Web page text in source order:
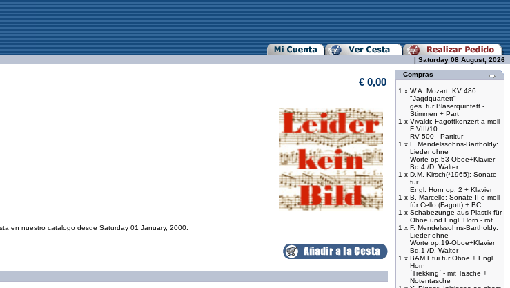
| Saturday 08 August, 2026
€ 0,00
en nuestro catalogo desde Saturday 01 January, 2000.
Compras
1 x W.A. Mozart: KV 486
"Jagdquartett"
ges. für Bläserquintett -
Stimmen + Part
1 x Vivaldi: Fagottkonzert a-moll
F VIII/10
RV 500 - Partitur
1 x F. Mendelssohns-Bartholdy:
Lieder ohne
Worte op.53-Oboe+Klavier
Bd.4 /D. Walter
1 x D.M. Kirsch(*1965): Sonate
für
Engl. Horn op. 2 + Klavier
1 x B. Marcello: Sonate II e-moll
für Cello (Fagott) + BC
1 x Schabezunge aus Plastik für
Oboe und Engl. Horn - rot
1 x F. Mendelssohns-Bartholdy:
Lieder ohne
Worte op.19-Oboe+Klavier
Bd.1 /D. Walter
1 x BAM Etui für Oboe + Engl.
Horn
´Trekking´ - mit Tasche +
Notentasche